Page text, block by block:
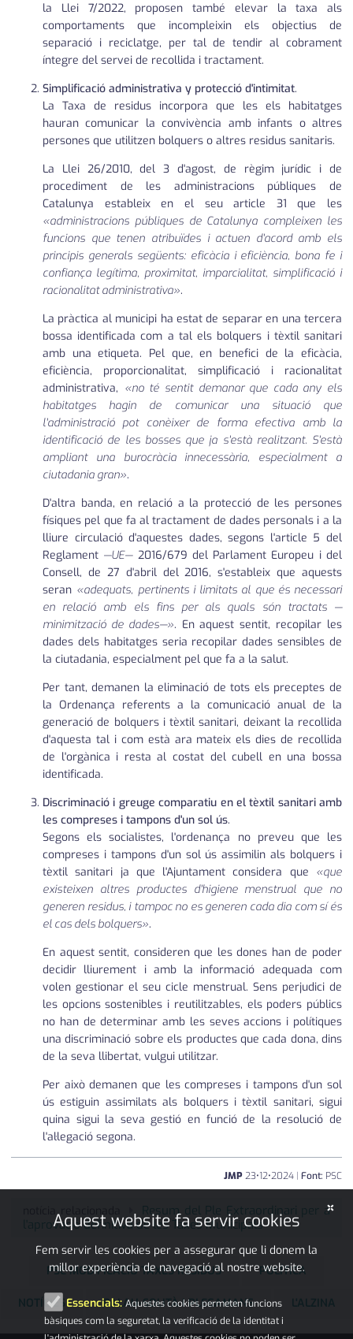
la Llei 7/2022, proposen també elevar la taxa als
comportaments que incompleixin els objectius de
separació i reciclatge, per tal de tendir al cobrament
íntegre del servei de recollida i tractament.
Simplificació administrativa y protecció d'intimitat.
La Taxa de residus incorpora que les els habitatges
hauran comunicar la convivència amb infants o altres
persones que utilitzen bolquers o altres residus sanitaris.
La Llei 26/2010, del 3 d'agost, de règim jurídic i de
procediment de les administracions públiques de
Catalunya estableix en el seu article 31 que les
«administracions públiques de Catalunya compleixen les
funcions que tenen atribuïdes i actuen d'acord amb els
principis generals següents: eficàcia i eficiència, bona fe i
confiança legítima, proximitat, imparcialitat, simplificació i
racionalitat administrativa».
La pràctica al municipi ha estat de separar en una tercera
bossa identificada com a tal els bolquers i tèxtil sanitari
amb una etiqueta. Pel que, en benefici de la eficàcia,
eficiència, proporcionalitat, simplificació i racionalitat
administrativa, «no té sentit demanar que cada any els
habitatges hagin de comunicar una situació que
l'administració pot conèixer de forma efectiva amb la
identificació de les bosses que ja s'està realitzant. S'està
ampliant una burocràcia innecessària, especialment a
ciutadania gran».
D'altra banda, en relació a la protecció de les persones
físiques pel que fa al tractament de dades personals i a la
lliure circulació d'aquestes dades, segons l'article 5 del
Reglament —UE—2016/679 del Parlament Europeu i del
Consell, de 27 d'abril del 2016, s'estableix que aquests
seran «adequats, pertinents i limitats al que és necessari
en relació amb els fins per als quals són tractats —
minimització de dades—». En aquest sentit, recopilar les
dades dels habitatges seria recopilar dades sensibles de
la ciutadania, especialment pel que fa a la salut.
Per tant, demanen la eliminació de tots els preceptes de
la Ordenança referents a la comunicació anual de la
generació de bolquers i tèxtil sanitari, deixant la recollida
d'aquesta tal i com està ara mateix els dies de recollida
de l'orgànica i resta al costat del cubell en una bossa
identificada.
Discriminació i greuge comparatiu en el tèxtil sanitari amb
les compreses i tampons d'un sol ús.
Segons els socialistes, l'ordenança no preveu que les
compreses i tampons d'un sol ús assimilin als bolquers i
tèxtil sanitari ja que l'Ajuntament considera que «que
existeixen altres productes d'higiene menstrual que no
generen residus, i tampoc no es generen cada dia com sí és
el cas dels bolquers».
En aquest sentit, consideren que les dones han de poder
decidir lliurement i amb la informació adequada com
volen gestionar el seu cicle menstrual. Sens perjudici de
les opcions sostenibles i reutilitzables, els poders públics
no han de determinar amb les seves accions i polítiques
una discriminació sobre els productes que cada dona, dins
de la seva llibertat, vulgui utilitzar.
Per això demanen que les compreses i tampons d'un sol
ús estiguin assimilats als bolquers i tèxtil sanitari, sigui
quina sigui la seva gestió en funció de la resolució de
l'al·legació segona.
JMP23•12•2024 | Font: PSC
notícia relacionada
Resum del Ple Extraordinari per a
l'aprovació definitiva de les Taxes Municipals
PSC MODIFICACIÓ TAXES RESIDUS POLÍTICA
NOTÍCIES PALAU-SOLITÀ I PLEGAMANS L'ALZINA
×
Aquest website fa servir cookies
Fem servir les cookies per a assegurar que li donem la
millor experiència de navegació al nostre website.
Essencials: Aquestes cookies permeten funcions
bàsiques com la seguretat, la verificació de la identitat i